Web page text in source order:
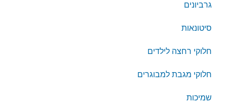
גרביונים
סיטונאות
חלוקי רחצה לילדים
חלוקי מגבת למבוגרים
שמיכות